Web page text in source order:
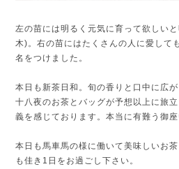
左の苗には明るく元気に育って欲しい
木)。右の苗にはたくさんの人に愛して
名をつけました。
本日も新茶日和。旬の香りと口中に広
十八夜のお茶とバッグが予想以上に旅
義を感じております。本当に有難う御座
本日も馬車馬の様に働いて美味しいお
も佳き1日をお過ごし下さい。